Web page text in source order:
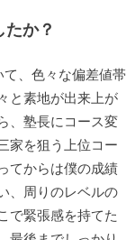
か？
、色々な偏差値帯
と素地が出来上が
、塾長にコース変
家を狙う上位コー
てからは僕の成績
、周りのレベルの
で緊張感を持てた